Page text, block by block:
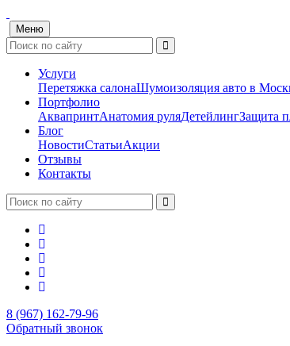
Меню
Услуги
Перетяжка салонаШумоизоляция авто в
Портфолио
АквапринтАнатомия руляДетейлингЗащита
Блог
НовостиСтатьиАкции
Отзывы
Контакты
8 (967) 162-79-96
Обратный звонок